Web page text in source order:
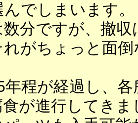
でしまいます。
数分ですが、撤収
がちょっと面
年程が経過し、
が進行してきま